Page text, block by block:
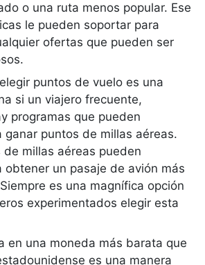
o una ruta menos popular. Ese
le pueden soportar para
ofertas que pueden ser
puntos de vuelo es una
si un viajero frecuente,
programas que pueden
ganar puntos de millas aéreas.
de millas aéreas pueden
obtener un pasaje de avión más
es una magnífica opción
experimentados elegir esta
en una moneda más barata que
es una manera